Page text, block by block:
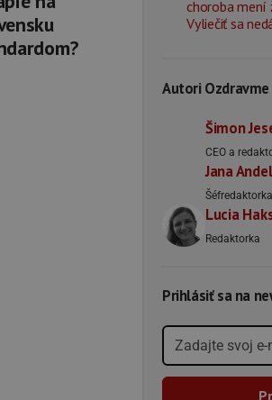
choroba mení
Vyliečiť sa
Autori Ozdravme
Šimon
CEO a
Jana
Lucia
Redaktorka
Prihlásiť sa na